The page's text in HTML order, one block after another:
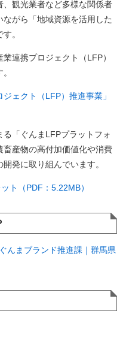
観光業者など多様な関係者
がら「地域資源を活用した
。
連携プロジェクト（LFP）
ェクト（LFP）推進事業」
「ぐんまLFPプラットフォ
産物の高付加価値化や消費
発に取り組んでいます。
ト（PDF：5.22MB）
んまブランド推進課｜群馬県